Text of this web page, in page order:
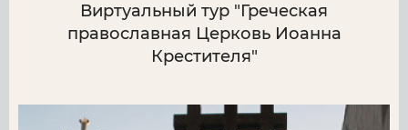
Виртуальный тур "Греческая
православная Церковь Иоанна
Крестителя"